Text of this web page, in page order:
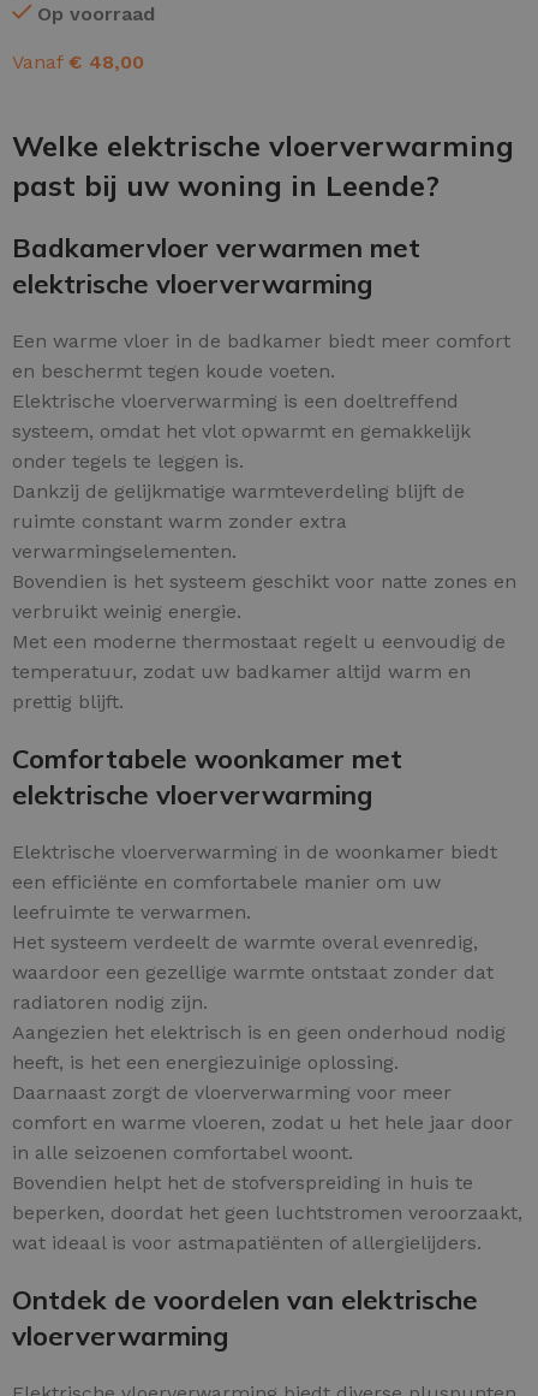
Op voorraad
Vanaf € 48,00
Welke elektrische vloerverwarming
past bij uw woning in Leende?
Badkamervloer verwarmen met
elektrische vloerverwarming
Een warme vloer in de badkamer biedt meer comfort
en beschermt tegen koude voeten.
Elektrische vloerverwarming is een doeltreffend
systeem, omdat het vlot opwarmt en gemakkelijk
onder tegels te leggen is.
Dankzij de gelijkmatige warmteverdeling blijft de
ruimte constant warm zonder extra
verwarmingselementen.
Bovendien is het systeem geschikt voor natte zones en
verbruikt weinig energie.
Met een moderne thermostaat regelt u eenvoudig de
temperatuur, zodat uw badkamer altijd warm en
prettig blijft.
Comfortabele woonkamer met
elektrische vloerverwarming
Elektrische vloerverwarming in de woonkamer biedt
een efficiënte en comfortabele manier om uw
leefruimte te verwarmen.
Het systeem verdeelt de warmte overal evenredig,
waardoor een gezellige warmte ontstaat zonder dat
radiatoren nodig zijn.
Aangezien het elektrisch is en geen onderhoud nodig
heeft, is het een energiezuinige oplossing.
Daarnaast zorgt de vloerverwarming voor meer
comfort en warme vloeren, zodat u het hele jaar door
in alle seizoenen comfortabel woont.
Bovendien helpt het de stofverspreiding in huis te
beperken, doordat het geen luchtstromen veroorzaakt,
wat ideaal is voor astmapatiënten of allergielijders.
Ontdek de voordelen van elektrische
vloerverwarming